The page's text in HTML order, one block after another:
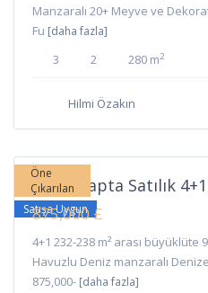
Manzaralı 20+ Meyve ve
Fu [daha fazla]
3 2 280 m2
Hilmi Özakın
Öne
Çıkarılan
Satışa Uygun
Girne Lapta Satılık
875,000 £
4+1 232-238 m² arası büyüklüte
Havuzlu Deniz manzaralı
875,000- [daha fazla]